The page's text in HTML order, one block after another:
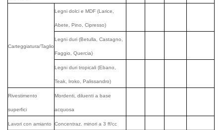
Carteggiatura/Taglio
Legni dolci e MDF (Larice,
Abete, Pino, Cipresso)
Legni duri (Betulla, Castagno,
Faggio, Quercia)
Legni duri tropicali (Ebano,
Teak, Iroko, Palissandro)
Rivestimento
superfici
Mordenti, diluenti a base
acquosa
Lavori con amianto Concentraz. minori a 3 ff/cc